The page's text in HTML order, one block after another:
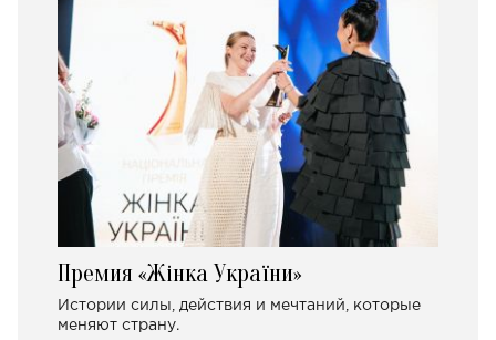
Премия «Жінка України»
Истории силы, действия и мечтаний, которые
меняют страну.